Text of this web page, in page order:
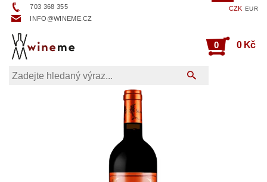
703 368 355
INFO@WINEME.CZ
CZK EUR
0 0 Kč